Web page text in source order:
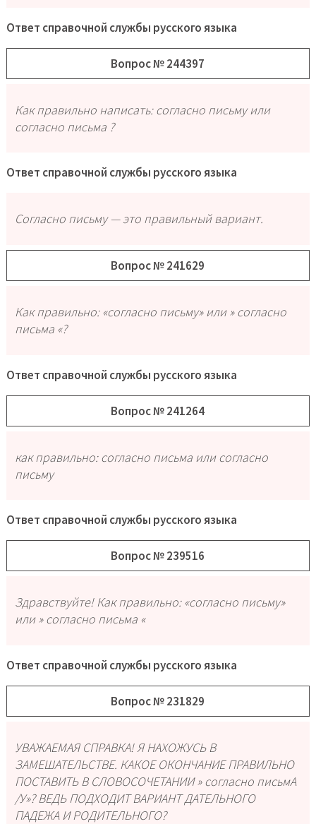
Ответ справочной службы русского языка
Вопрос № 244397
Как правильно написать: согласно письму или
согласно письма ?
Ответ справочной службы русского языка
Согласно письму — это правильный вариант.
Вопрос № 241629
Как правильно: «согласно письму» или » согласно
письма «?
Ответ справочной службы русского языка
Вопрос № 241264
как правильно: согласно письма или согласно
письму
Ответ справочной службы русского языка
Вопрос № 239516
Здравствуйте! Как правильно: «согласно письму»
или » согласно письма «
Ответ справочной службы русского языка
Вопрос № 231829
УВАЖАЕМАЯ СПРАВКА! Я НАХОЖУСЬ В
ЗАМЕШАТЕЛЬСТВЕ. КАКОЕ ОКОНЧАНИЕ ПРАВИЛЬНО
ПОСТАВИТЬ В СЛОВОСОЧЕТАНИИ » согласно письмА
/У»? ВЕДЬ ПОДХОДИТ ВАРИАНТ ДАТЕЛЬНОГО
ПАДЕЖА И РОДИТЕЛЬНОГО?